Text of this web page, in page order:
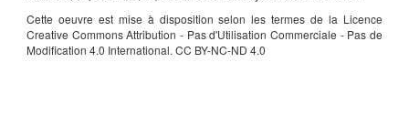
Cette oeuvre est mise à disposition selon les termes de la Licence
Creative Commons Attribution - Pas d'Utilisation Commerciale - Pas de
Modification 4.0 International. CC BY-NC-ND 4.0